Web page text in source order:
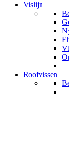
Vislijn
Roofvissen